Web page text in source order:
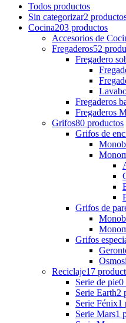
Todos productos
Sin categorizar2
Cocina203 productos
Accesorios de
Fregaderos52
Fregadero
Fregaderos
Fregaderos
Grifos80 productos
Grifos de
Grifos de
Grifos
Reciclaje17
Serie de pie0
Serie Earth2
Serie Fénix1
Serie Mars1